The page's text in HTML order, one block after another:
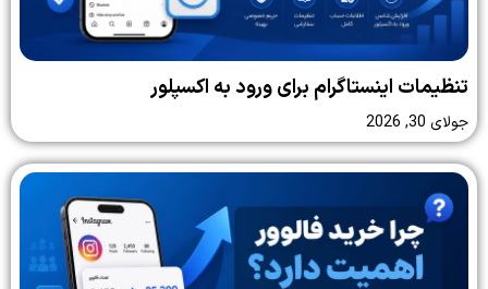
تنظیمات اینستاگرام برای ورود به اکسپلور
جولای 30, 2026